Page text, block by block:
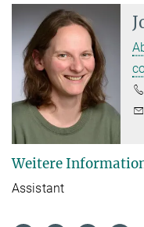
Weitere
Assistant